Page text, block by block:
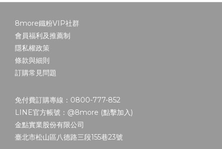
8more鐵粉VIP社群
會員福利及推薦制
隱私權政策
條款與細則
訂購常見問題
免付費訂購專線：0800-777-852
LINE官方帳號：@8more (點擊加入)
金點實業股份有限公司
臺北市松山區八德路三段155巷23號